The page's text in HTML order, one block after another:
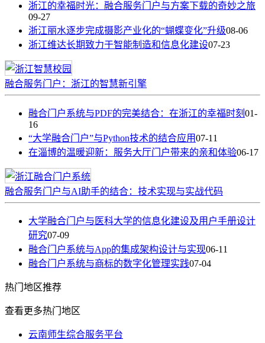
浙江的幸福时光：融合服务门户与方案下载的奇妙之旅
09-27
浙江丽水逐步完成摄影产业化的“蝴蝶变化”升级08-06
浙江维达长期致力于智能制造和信息化建设07-23
融合服务门户：浙江的智慧新引擎
融合门户系统与PDF的完美结合：在浙江的幸福时刻 01-
16
“大学融合门户”与Python技术的结合应用07-11
在淄博的温暖迎新：服务大厅门户带来的亲和体验06-17
融合服务门户与AI助手的结合：技术实现与实战代码
大学融合门户与医科大学的信息化建设及用户手册设计
研究07-09
融合门户系统与App的集成架构设计与实现06-11
融合门户系统与商标的数字化管理实践07-04
热门 地区推荐
查看更多热门地区
云南师生综合服务平台